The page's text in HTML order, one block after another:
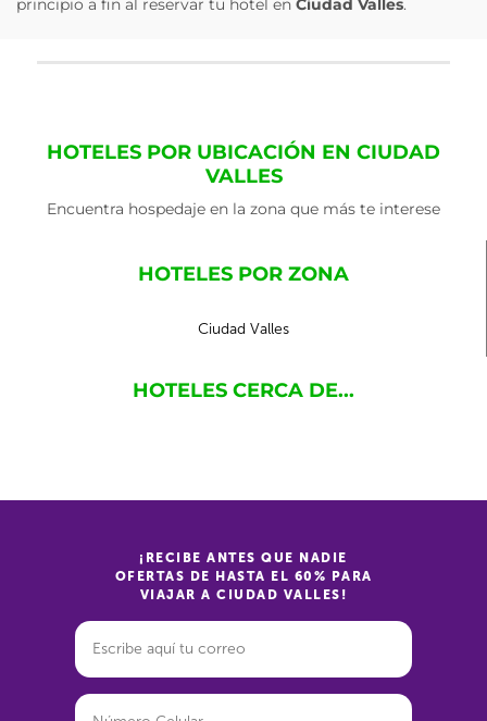
principio a fin al reservar tu hotel en Ciudad Valles.
HOTELES POR UBICACIÓN EN CIUDAD
VALLES
Encuentra hospedaje en la zona que más te interese
HOTELES POR ZONA
Ciudad Valles
HOTELES CERCA DE...
¡RECIBE ANTES QUE NADIE
OFERTAS DE HASTA EL 60% PARA
VIAJAR A CIUDAD VALLES!